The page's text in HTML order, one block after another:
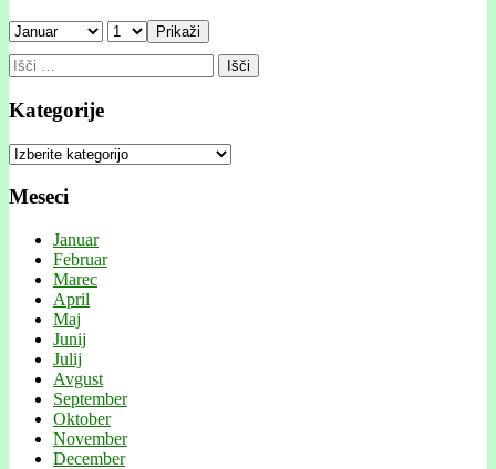
Prikaži
Išči:
Kategorije
Kategorije
Meseci
Januar
Februar
Marec
April
Maj
Junij
Julij
Avgust
September
Oktober
November
December